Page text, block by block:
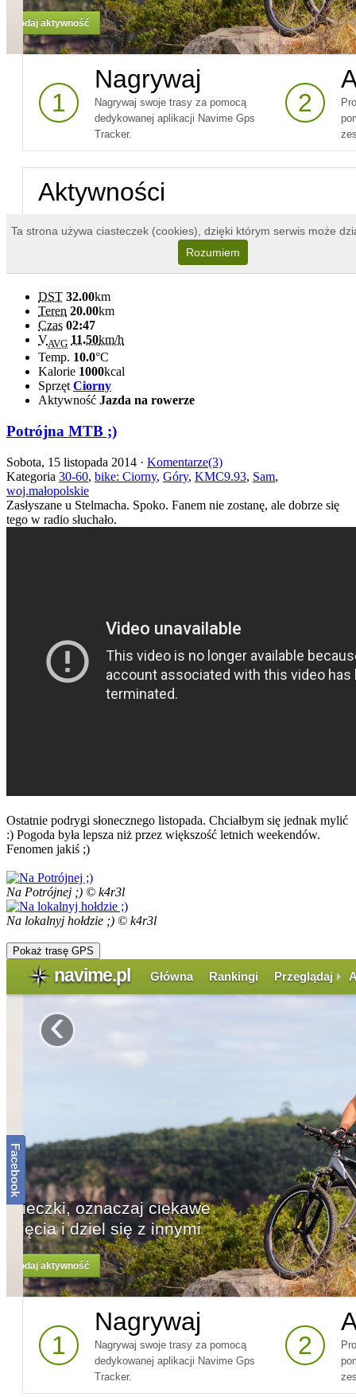
DST 32.00km
Teren 20.00km
Czas 02:47
VAVG 11.50km/h
Temp. 10.0°C
Kalorie 1000kcal
SprzętCiorny
Aktywność Jazda na rowerze
Potrójna MTB ;)
Sobota, 15 listopada 2014 · Komentarze(3)
Kategoria 30-60, bike: Ciorny, Góry, KMC9.93, Sam,
woj.małopolskie
Zasłyszane u Stelmacha. Spoko. Fanem nie zostanę, ale dobrze się
tego w radio słuchało.
Ostatnie podrygi słonecznego listopada. Chciałbym się jednak mylić
:) Pogoda była lepsza niż przez większość letnich weekendów.
Fenomen jakiś ;)
Na Potrójnej ;) © k4r3l
Na lokalnyj hołdzie ;) © k4r3l
Pokaż trasę GPS